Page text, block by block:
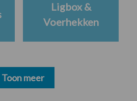
Ligbox &
Voerhekken
Toon meer